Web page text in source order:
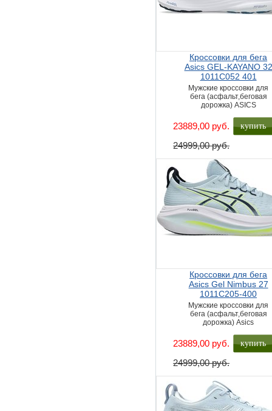
Кроссовки для бега
Asics GEL-KAYANO 32
1011C052 401
Мужские кроссовки для
бега (асфальт,беговая
дорожка) ASICS
23889,00 руб.
24999,00 руб.
купить
Кроссовки для бега
Asics Gel Nimbus 27
1011C205-400
Мужские кроссовки для
бега (асфальт,беговая
дорожка) Asics
23889,00 руб.
24999,00 руб.
купить